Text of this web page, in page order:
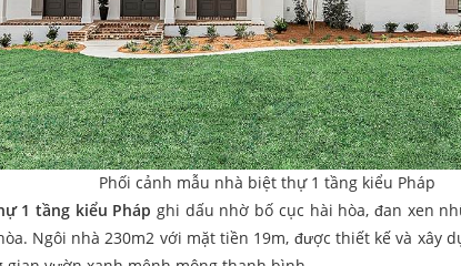
Phối cảnh mẫu nhà biệt thự 1 tầng kiểu Pháp
1 tầng kiểu Pháp ghi dấu nhờ bố cục hài hòa, đan xen
Ngôi nhà 230m2 với mặt tiền 19m, được thiết kế và xây